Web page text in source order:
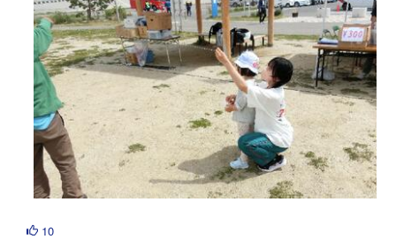
10